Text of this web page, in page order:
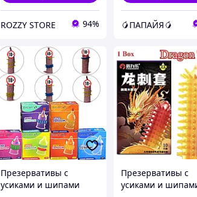
ROZZY STORE 94% 🥭ПАПАЙЯ🥭
Презервативы с
усиками и шипами
Презервативы с
усиками и